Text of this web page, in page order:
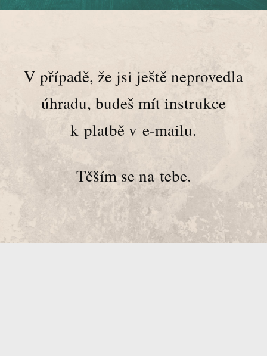
V případě, že jsi ještě neprovedla
úhradu, budeš mít instrukce
k platbě v e-mailu.
Těším se na tebe.